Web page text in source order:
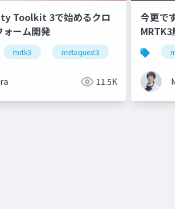
thinki reality a3
Toolkit 3で始めるクロ
ォーム開発
mrtk3 metaquest3
11.5K
今更で